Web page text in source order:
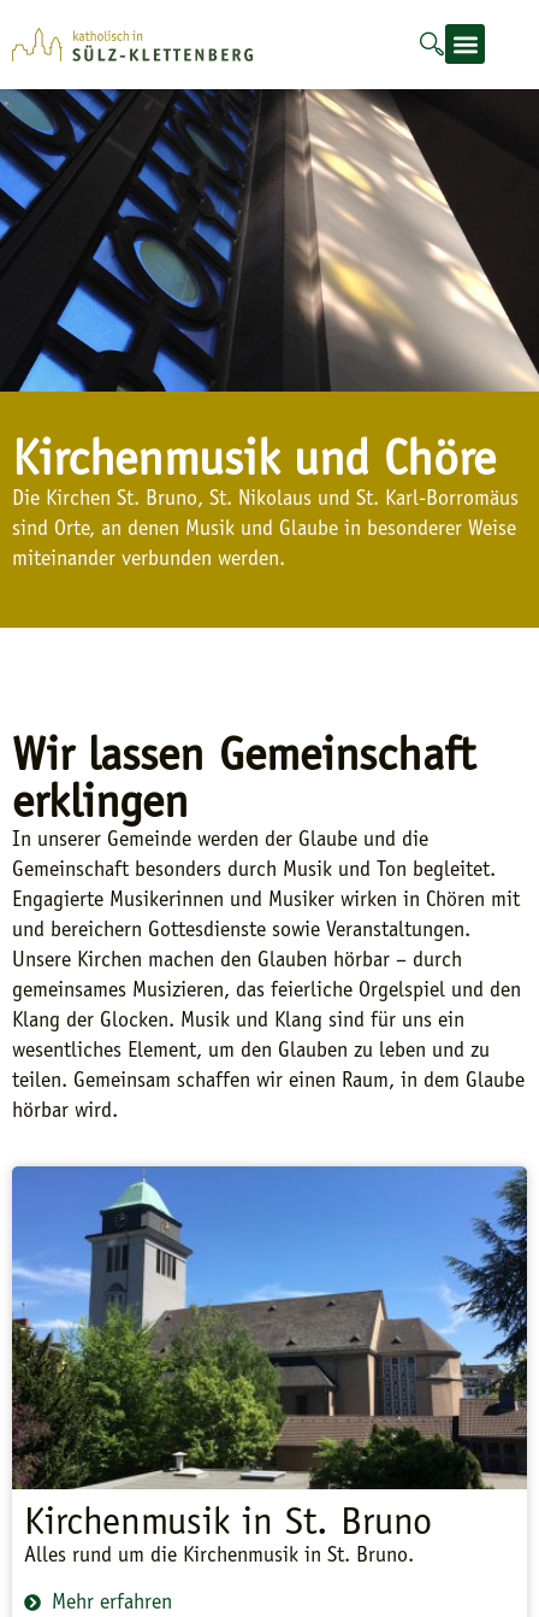
Kirchenmusik und Chöre
Die Kirchen St. Bruno, St. Nikolaus und St. Karl-Borromäus
sind Orte, an denen Musik und Glaube in besonderer Weise
miteinander verbunden werden.
Wir lassen Gemeinschaft
erklingen
In unserer Gemeinde werden der Glaube und die
Gemeinschaft besonders durch Musik und Ton begleitet.
Engagierte Musikerinnen und Musiker wirken in Chören mit
und bereichern Gottesdienste sowie Veranstaltungen.
Unsere Kirchen machen den Glauben hörbar – durch
gemeinsames Musizieren, das feierliche Orgelspiel und den
Klang der Glocken. Musik und Klang sind für uns ein
wesentliches Element, um den Glauben zu leben und zu
teilen. Gemeinsam schaffen wir einen Raum, in dem Glaube
hörbar wird.
Kirchenmusik in St. Bruno
Alles rund um die Kirchenmusik in St. Bruno.
Mehr erfahren